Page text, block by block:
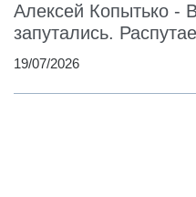
Алексей Копытько -
запутались.
19/07/2026